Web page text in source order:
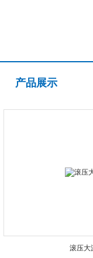
产品展示
滚压大